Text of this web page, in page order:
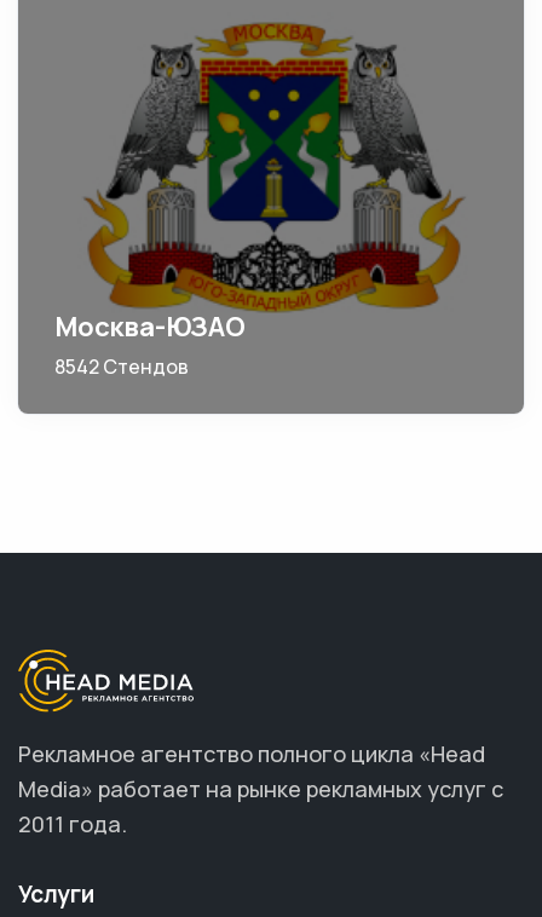
Москва-ЮЗАО
8542 Стендов
Рекламное агентство полного цикла «Head
Media» работает на рынке рекламных услуг с
2011 года.
Услуги